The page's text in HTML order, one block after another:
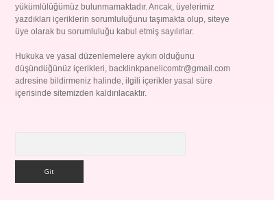
yükümlülüğümüz bulunmamaktadır. Ancak, üyelerimiz
yazdıkları içeriklerin sorumluluğunu taşımakta olup, siteye
üye olarak bu sorumluluğu kabul etmiş sayılırlar.
Hukuka ve yasal düzenlemelere aykırı olduğunu
düşündüğünüz içerikleri, backlinkpanelicomtr@gmail.com
adresine bildirmeniz halinde, ilgili içerikler yasal süre
içerisinde sitemizden kaldırılacaktır.